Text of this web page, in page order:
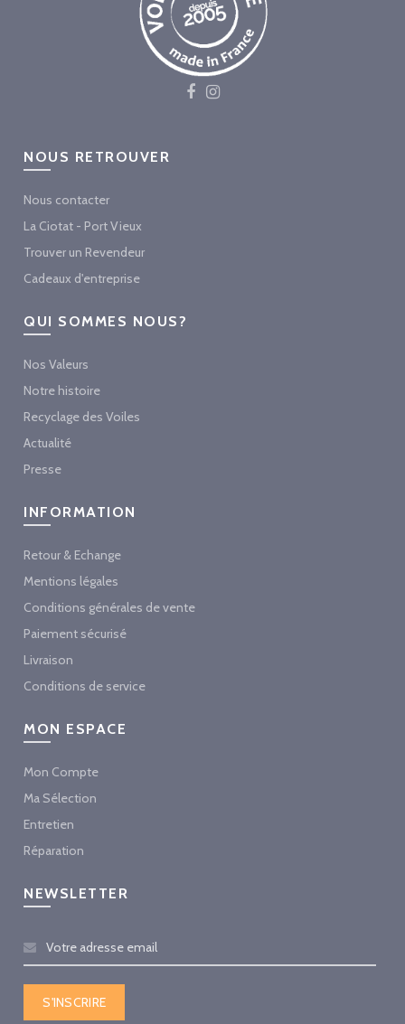
NOUS RETROUVER
Nous contacter
La Ciotat - Port Vieux
Trouver un Revendeur
Cadeaux d'entreprise
QUI SOMMES NOUS?
Nos Valeurs
Notre histoire
Recyclage des Voiles
Actualité
Presse
INFORMATION
Retour & Echange
Mentions légales
Conditions générales de vente
Paiement sécurisé
Livraison
Conditions de service
MON ESPACE
Mon Compte
Ma Sélection
Entretien
Réparation
NEWSLETTER